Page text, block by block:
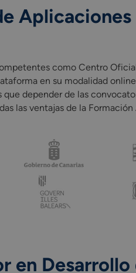
de cada Comunidad
u Organismo
pueden variar según
como Centro
en su modalidad
depender de las
las ventajas de la
en